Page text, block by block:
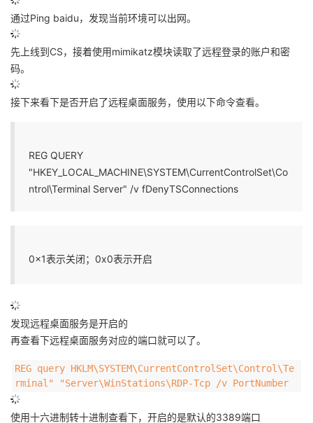
发
者
学
程
认
的
验
我
收
藏
Programs
的
支
持
的
技
支
我
的
声
议
通过Ping baidu，发现当前环境可以出网。
先上线到CS，接着使用mimikatz模块读取了远程登录的账户和密
码。
接下来看下是否开启了远程桌面服务，使用以下命令查看。
REG QUERY
"HKEY_LOCAL_MACHINE\SYSTEM\CurrentControlSet\Co
ntrol\Terminal Server" /v fDenyTSConnections
0x1表示关闭；0x0表示开启
发现远程桌面服务是开启的
再查看下远程桌面服务对应的端口就可以了。
REG query HKLM\SYSTEM\CurrentControlSet\Control\Te
rminal" "Server\WinStations\RDP-Tcp /v PortNumber
使用十六进制转十进制查看下，开启的是默认的3389端口